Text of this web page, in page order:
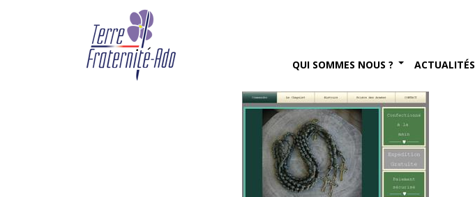
QUI SOMMES NOUS ? ACTUALITÉS
Découvrez le Rosaire des Armées
By Terre Fraternité, 12th mai 2015